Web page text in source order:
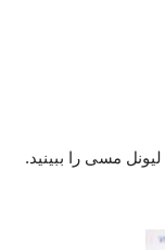
مسی را ببینید.